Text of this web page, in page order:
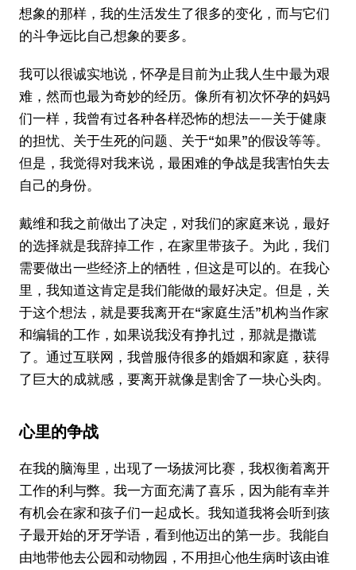
想象的那样，我的生活发生了很多的变化，而与它们
的斗争远比自己想象的要多。
我可以很诚实地说，怀孕是目前为止我人生中最为艰
难，然而也最为奇妙的经历。像所有初次怀孕的妈妈
们一样，我曾有过各种各样恐怖的想法——关于健康
的担忧、关于生死的问题、关于“如果”的假设等等。
但是，我觉得对我来说，最困难的争战是我害怕失去
自己的身份。
戴维和我之前做出了决定，对我们的家庭来说，最好
的选择就是我辞掉工作，在家里带孩子。为此，我们
需要做出一些经济上的牺牲，但这是可以的。在我心
里，我知道这肯定是我们能做的最好决定。但是，关
于这个想法，就是要我离开在“家庭生活”机构当作家
和编辑的工作，如果说我没有挣扎过，那就是撒谎
了。通过互联网，我曾服侍很多的婚姻和家庭，获得
了巨大的成就感，要离开就像是割舍了一块心头肉。
心里的争战
在我的脑海里，出现了一场拔河比赛，我权衡着离开
工作的利与弊。我一方面充满了喜乐，因为能有幸并
有机会在家和孩子们一起成长。我知道我将会听到孩
子最开始的牙牙学语，看到他迈出的第一步。我能自
由地带他去公园和动物园，不用担心他生病时该由谁